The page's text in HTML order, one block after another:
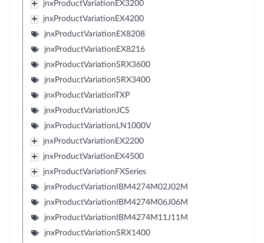
jnxProductVariationEX3200
jnxProductVariationEX4200
jnxProductVariationEX8208
jnxProductVariationEX8216
jnxProductVariationSRX3600
jnxProductVariationSRX3400
jnxProductVariationTXP
jnxProductVariationJCS
jnxProductVariationLN1000V
jnxProductVariationEX2200
jnxProductVariationEX4500
jnxProductVariationFXSeries
jnxProductVariationIBM4274M02J02M
jnxProductVariationIBM4274M06J06M
jnxProductVariationIBM4274M11J11M
jnxProductVariationSRX1400